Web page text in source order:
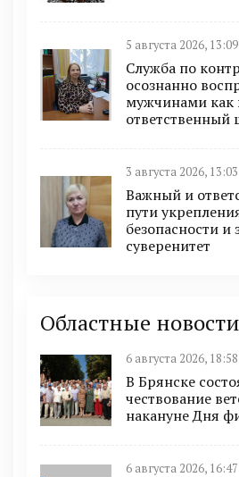
5 августа 2026, 13:09
Служба по
осознанно
мужчинами
ответственный
3 августа 2026, 13:03
Важный и
пути
безопасности
суверенитет
Областные новости
6 августа 2026, 18:58
В Брянске
чествование
накануне Дня
6 августа 2026, 16:47